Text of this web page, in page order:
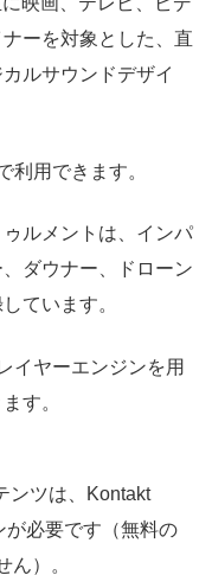
ーを対象とした、直
ルサウンドデザイ
利用できます。
ルメントは、インパ
ダウナー、ドローン
ています。
イヤーエンジンを用
す。
ンツは、Kontakt
が必要です（無料の
ん）。